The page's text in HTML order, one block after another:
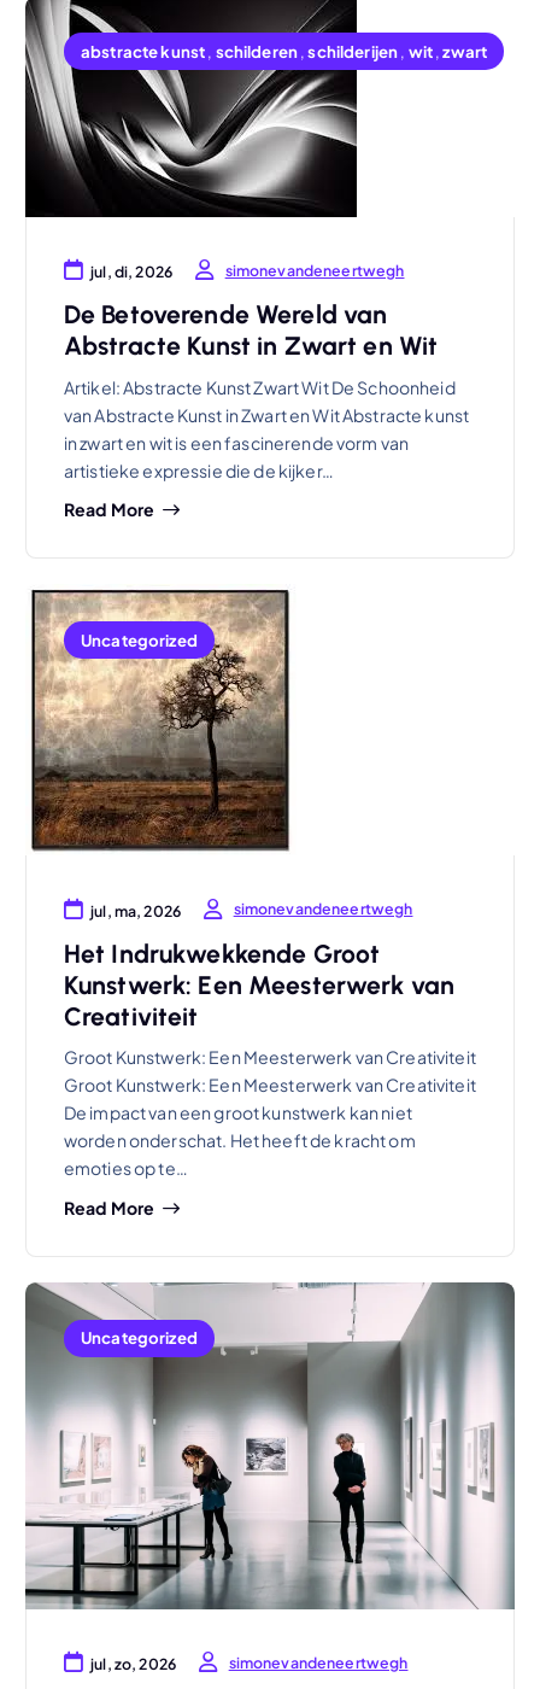
abstracte kunst, schilderen,schilderijen, wit,zwart
jul, di, 2026 simonevandeneertwegh
De Betoverende Wereld van
Abstracte Kunst in Zwart en Wit
Artikel: Abstracte Kunst Zwart Wit De Schoonheid
van Abstracte Kunst in Zwart en Wit Abstracte kunst
in zwart en wit is een fascinerende vorm van
artistieke expressie die de kijker…
Read More
Uncategorized
jul, ma, 2026 simonevandeneertwegh
Het Indrukwekkende Groot
Kunstwerk: Een Meesterwerk van
Creativiteit
Groot Kunstwerk: Een Meesterwerk van Creativiteit
Groot Kunstwerk: Een Meesterwerk van Creativiteit
De impact van een groot kunstwerk kan niet
worden onderschat. Het heeft de kracht om
emoties op te…
Read More
Uncategorized
jul, zo, 2026 simonevandeneertwegh